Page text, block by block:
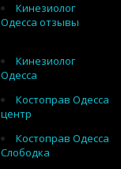
Кинезиолог
Одесса отзывы
Кинезиолог
Одесса
Костоправ Одесса
центр
Костоправ Одесса
Слободка